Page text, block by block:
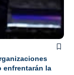
enfrentarán la